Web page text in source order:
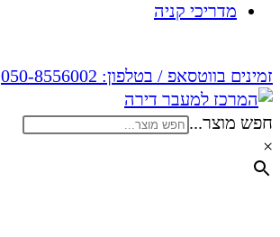
מדריכי קניה
זמינים בווטסאפ / בטלפון: 050-8556002
חפש מוצר...
×